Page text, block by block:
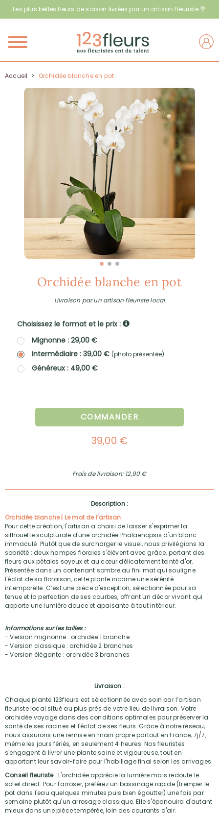
Les plus belles fleurs de saison livrées par un artisan fleuriste 💐
Menu
Accueil > Orchidée blanche en pot
Orchidée blanche en pot
Livraison par un artisan fleuriste local
Choisissez le format et le prix :
Mignonne : 29,00 €
Intermédiaire : 39,00 € (photo présentée)
Généreux : 49,00 €
COMMANDER
39,00 €
Frais de livraison: 12,90 €
Description :
Orchidée blanche | Le mot de l’artisan
Pour cette création, l'artisan a choisi de laisser s'exprimer la
silhouette sculpturale d'une orchidée Phalaenopsis d'un blanc
immaculé. Plutôt que de surcharger le visuel, nous privilégions la
sobriété : deux hampes florales s'élèvent avec grâce, portant des
fleurs aux pétales soyeux et au cœur délicatement teinté d'or.
Présentée dans un contenant sombre au fini mat qui souligne
l'éclat de sa floraison, cette plante incarne une sérénité
intemporelle. C’est une pièce d'exception, sélectionnée pour sa
tenue et la perfection de ses courbes, offrant un décor vivant qui
apporte une lumière douce et apaisante à tout intérieur.
Informations sur les tailles :
- Version mignonne : orchidée 1 branche
- Version classique : orchidée 2 branches
- Version élégante : orchidée 3 branches
Livraison :
Chaque plante 123fleurs est sélectionnée avec soin par l’artisan
fleuriste local situé au plus près de votre lieu de livraison. Votre
orchidée voyage dans des conditions optimales pour préserver la
santé de ses racines et l'éclat de ses fleurs. Grâce à notre réseau,
nous assurons une remise en main propre partout en France, 7j/7,
même les jours fériés, en seulement 4 heures. Nos fleuristes
s'engagent à livrer une plante saine et vigoureuse, tout en
apportant leur savoir-faire pour l'habillage final selon les arrivages.
Conseil fleuriste :L'orchidée apprécie la lumière mais redoute le
soleil direct. Pour l'arroser, préférez un bassinage rapide (tremper le
pot dans l'eau quelques minutes puis bien égoutter) une fois par
semaine plutôt qu'un arrosage classique. Elle s'épanouira d'autant
mieux dans une pièce tempérée, loin des courants d'air.